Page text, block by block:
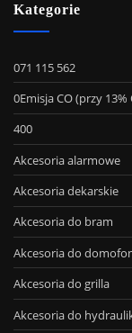
Kategorie
071 115 562
0Emisja CO (przy
400
Akcesoria alarmowe
Akcesoria dekarskie
Akcesoria do bram
Akcesoria do
Akcesoria do grilla
Akcesoria do